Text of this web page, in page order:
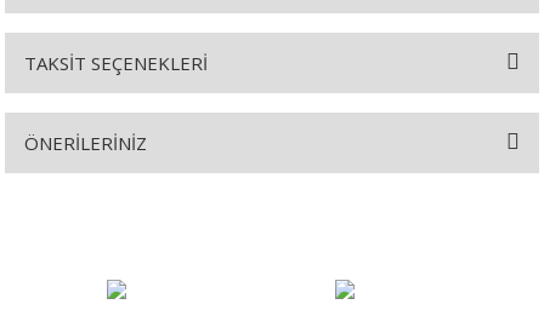
TAKSİT SEÇENEKLERİ
ÖNERİLERİNİZ